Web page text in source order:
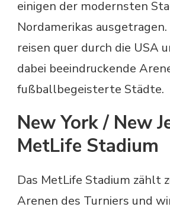
einigen der modernsten
Nordamerikas ausgetragen.
reisen quer durch die USA
dabei beeindruckende
fußballbegeisterte Städte.
New York / New
MetLife Stadium
Das MetLife Stadium zählt
Arenen des Turniers und